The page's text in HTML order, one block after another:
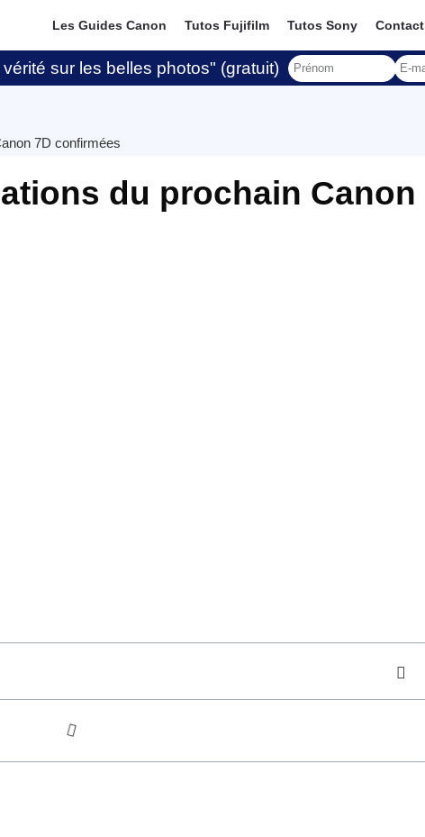
Les Guides Canon Tutos Fujifilm Tutos Sony Contact
sur les belles photos" (gratuit)
7D confirmées
du prochain Canon